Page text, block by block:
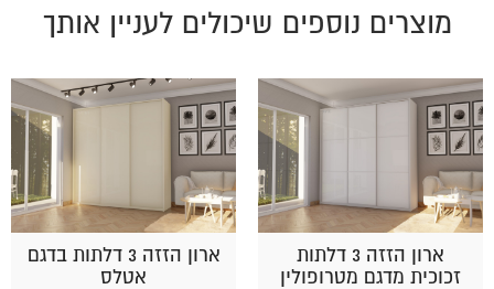
מוצרים נוספים שיכולים לעניין אותך
ארון הזזה 3 דלתות
זכוכית מדגם מטרופולין
ארון הזזה 3 דלתות בדגם
אטלס